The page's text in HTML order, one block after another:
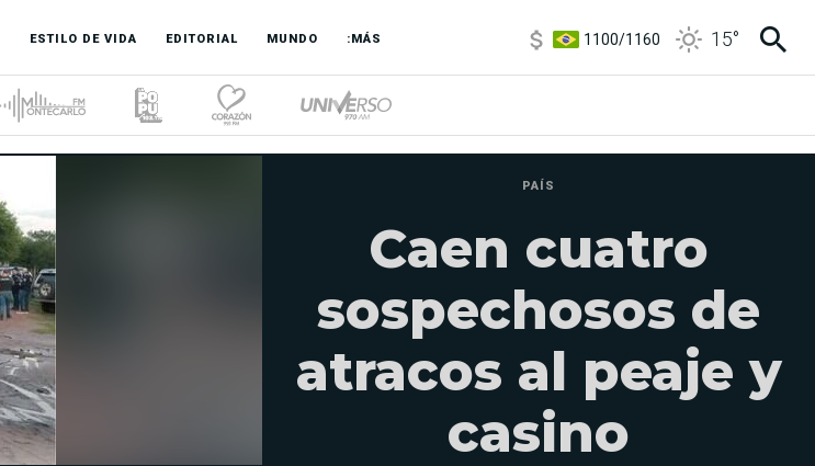
ESTILO DE VIDA EDITORIAL MUNDO :MÁS
3,8/4
15°
PAÍS
Caen cuatro
sospechosos de
atracos al peaje y
casino